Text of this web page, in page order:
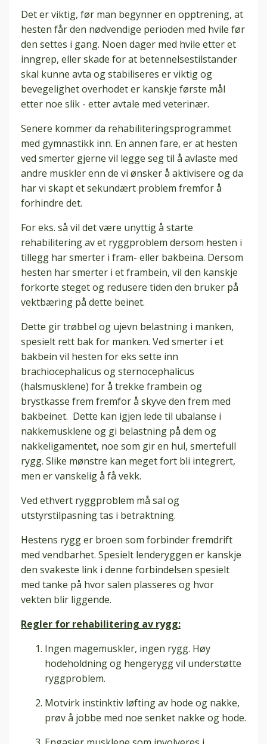
Det er viktig, før man begynner en opptrening, at
hesten får den nødvendige perioden med hvile før
den settes i gang. Noen dager med hvile etter et
inngrep, eller skade for at betennelsestilstander
skal kunne avta og stabiliseres er viktig og
bevegelighet overhodet er kanskje første mål
etter noe slik - etter avtale med veterinær.
Senere kommer da rehabiliteringsprogrammet
med gymnastikk inn. En annen fare, er at hesten
ved smerter gjerne vil legge seg til å avlaste med
andre muskler enn de vi ønsker å aktivisere og da
har vi skapt et sekundært problem fremfor å
forhindre det.
For eks. så vil det være unyttig å starte
rehabilitering av et ryggproblem dersom hesten i
tillegg har smerter i fram- eller bakbeina. Dersom
hesten har smerter i et frambein, vil den kanskje
forkorte steget og redusere tiden den bruker på
vektbæring på dette beinet.
Dette gir trøbbel og ujevn belastning i manken,
spesielt rett bak for manken. Ved smerter i et
bakbein vil hesten for eks sette inn
brachiocephalicus og sternocephalicus
(halsmusklene) for å trekke frambein og
brystkasse frem fremfor å skyve den frem med
bakbeinet. Dette kan igjen lede til ubalanse i
nakkemusklene og gi belastning på dem og
nakkeligamentet, noe som gir en hul, smertefull
rygg. Slike mønstre kan meget fort bli integrert,
men er vanskelig å få vekk.
Ved ethvert ryggproblem må sal og
utstyrstilpasning tas i betraktning.
Hestens rygg er broen som forbinder fremdrift
med vendbarhet. Spesielt lenderyggen er kanskje
den svakeste link i denne forbindelsen spesielt
med tanke på hvor salen plasseres og hvor
vekten blir liggende.
Regler for rehabilitering av rygg:
Ingen magemuskler, ingen rygg. Høy
hodeholdning og hengerygg vil understøtte
ryggproblem.
Motvirk instinktiv løfting av hode og nakke,
prøv å jobbe med noe senket nakke og hode.